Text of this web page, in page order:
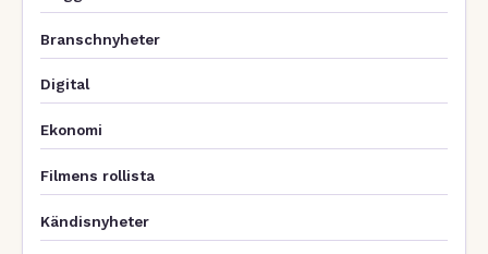
Branschnyheter
Digital
Ekonomi
Filmens rollista
Kändisnyheter